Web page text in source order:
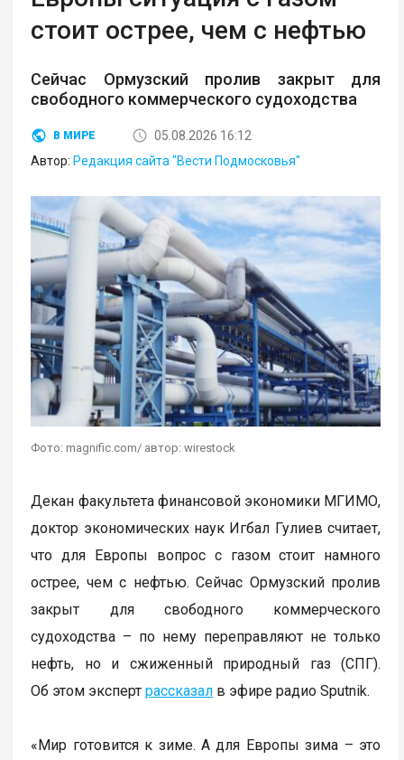
стоит острее, чем с нефтью
Сейчас Ормузский пролив закрыт для
свободного коммерческого судоходства
В МИРЕ
05.08.2026 16:12
Автор: Редакция сайта "Вести Подмосковья"
Фото: magnific.com/ автор: wirestock
Декан факультета финансовой экономики МГИМО,
доктор экономических наук Игбал Гулиев считает,
что для Европы вопрос с газом стоит намного
острее, чем с нефтью. Сейчас Ормузский пролив
закрыт для свободного коммерческого
судоходства – по нему переправляют не только
нефть, но и сжиженный природный газ (СПГ).
Об этом экспертрассказал в эфире радио Sputnik.
«Мир готовится к зиме. А для Европы зима – это